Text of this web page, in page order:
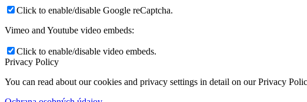
Click to enable/disable Google reCaptcha.
Vimeo and Youtube video embeds:
Click to enable/disable video embeds.
Privacy Policy
You can read about our cookies and privacy settings in detail on our Privacy